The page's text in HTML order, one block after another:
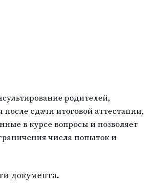
родителей,
сдачи итоговой аттестации,
в курсе вопросы и позволяет
числа попыток и
документа.